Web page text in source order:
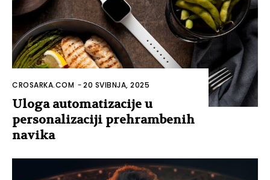
CROSARKA.COM -20 SVIBNJA, 2025
Uloga automatizacije u
personalizaciji prehrambenih
navika